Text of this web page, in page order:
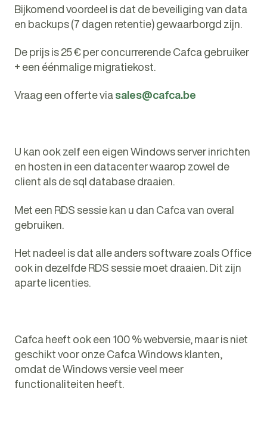
Bijkomend voordeel is dat de beveiliging van data
en backups (7 dagen retentie) gewaarborgd zijn.
De prijs is 25 € per concurrerende Cafca gebruiker
+ een éénmalige migratiekost.
Vraag een offerte viasales@cafca.be
U kan ook zelf een eigen Windows server inrichten
en hosten in een datacenter waarop zowel de
client als de sql database draaien.
Met een RDS sessie kan u dan Cafca van overal
gebruiken.
Het nadeel is dat alle anders software zoals Office
ook in dezelfde RDS sessie moet draaien. Dit zijn
aparte licenties.
Cafca heeft ook een 100 % webversie, maar is niet
geschikt voor onze Cafca Windows klanten,
omdat de Windows versie veel meer
functionaliteiten heeft.